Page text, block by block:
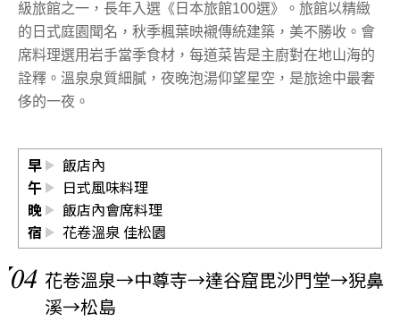
級旅館之一，長年入選《日本旅館100選》。旅館以精緻
的日式庭園聞名，秋季楓葉映襯傳統建築，美不勝收。會
席料理選用岩手當季食材，每道菜皆是主廚對在地山海的
詮釋。溫泉泉質細膩，夜晚泡湯仰望星空，是旅途中最奢
侈的一夜。
早
飯店內
午
日式風味料理
晚
飯店內會席料理
宿
花卷溫泉 佳松園
04 花卷溫泉→中尊寺→達谷窟毘沙門堂→猊鼻
溪→松島